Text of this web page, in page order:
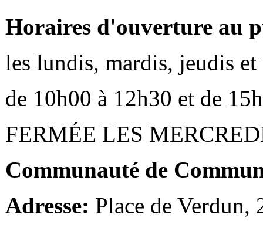
Horaires d'ouverture au
les lundis, mardis, jeudis et
de 10h00 à 12h30 et de
FERMÉE LES
Communauté de
Adresse: Place de Verdun,